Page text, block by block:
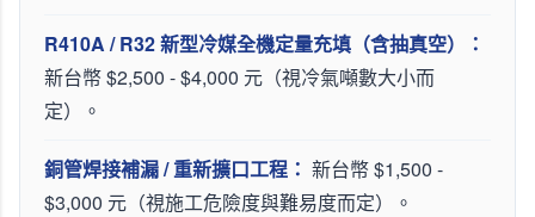
R410A / R32 新型冷媒全機定量充填（含抽真空）：
新台幣 $2,500 - $4,000 元（視冷氣噸數大小而
定）。
銅管焊接補漏 / 重新擴口工程： 新台幣 $1,500 -
$3,000 元（視施工危險度與難易度而定）。